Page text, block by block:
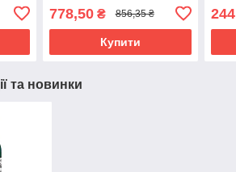
778,50₴ 856,35 ₴
Купити
та новинки